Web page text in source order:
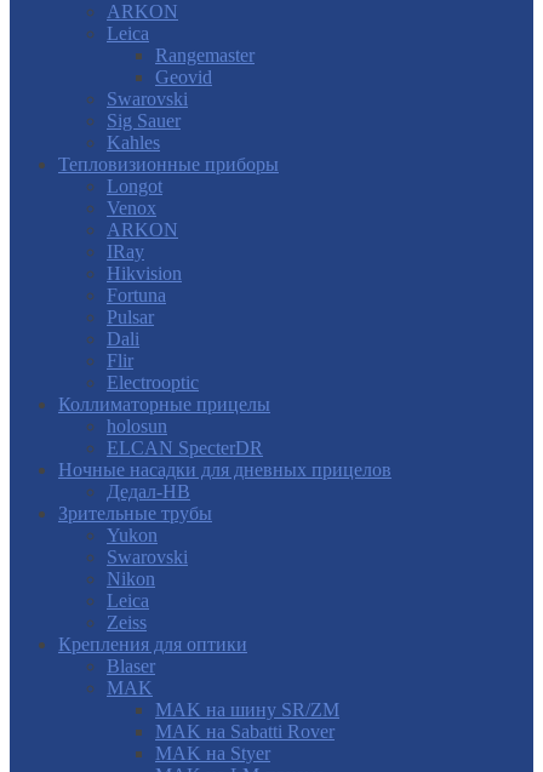
ARKON
Leica
Rangemaster
Geovid
Swarovski
Sig Sauer
Kahles
Тепловизионные приборы
Longot
Venox
ARKON
IRay
Hikvision
Fortuna
Pulsar
Dali
Flir
Electrooptic
Коллиматорные прицелы
holosun
ELCAN SpecterDR
Ночные насадки для дневных прицелов
Дедал-НВ
Зрительные трубы
Yukon
Swarovski
Nikon
Leica
Zeiss
Крепления для оптики
Blaser
MAK
MAK на шину SR/ZM
MAK на Sabatti Rover
MAK на Styer